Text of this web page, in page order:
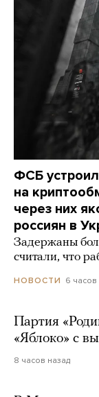
ФСБ
на
через них
россиян в
Задержаны
считали, что
НОВОСТИ 6 часов
Партия
«Яблоко» с
8 часов назад